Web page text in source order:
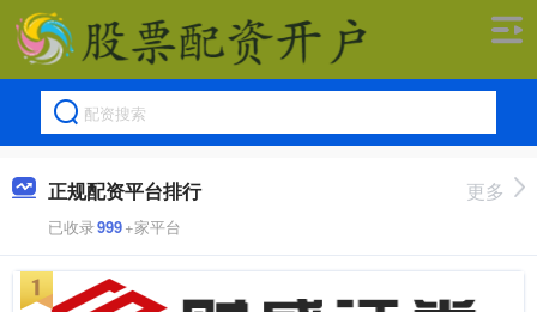
正规配资平台排行
已收录999+家平台
更多